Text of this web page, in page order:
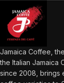
Jamaica Coffee,
the Italian Jamaica
since 2008, brings